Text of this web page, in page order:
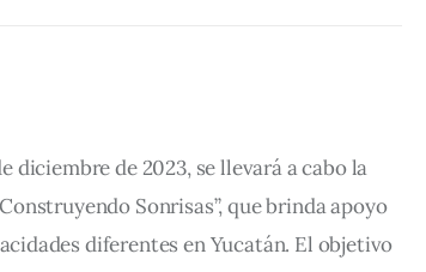
diciembre de 2023, se llevará a cabo la
Sonrisas”, que brinda apoyo
diferentes en Yucatán. El objetivo